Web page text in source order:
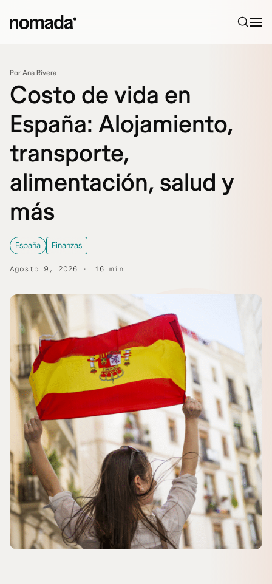
Por Ana Rivera
Costo de vida en
España: Alojamiento,
transporte,
alimentación, salud y
más
España Finanzas
Agosto 9, 2026 16 min